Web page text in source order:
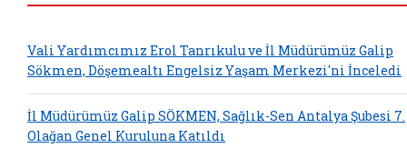
Vali Yardımcımız Erol Tanrıkulu ve İl Müdürümüz Galip
Sökmen, Döşemealtı Engelsiz Yaşam Merkezi'ni İnceledi
İl Müdürümüz Galip SÖKMEN, Sağlık-Sen Antalya Şubesi 7.
Olağan Genel Kuruluna Katıldı